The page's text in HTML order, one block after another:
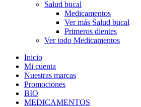
Salud bucal
Medicamentos
Ver más Salud bucal
Primeros dientes
Ver todo Medicamentos
Inicio
Mi cuenta
Nuestras marcas
Promociones
BIO
MEDICAMENTOS